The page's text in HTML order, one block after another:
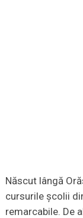
Născut lângă
cursurile şcolii
remarcabile. De